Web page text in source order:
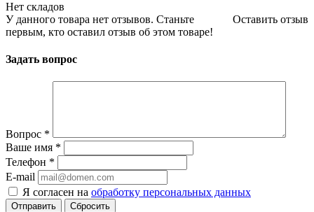
Нет складов
Оставить отзыв
У данного товара нет отзывов. Станьте
первым, кто оставил отзыв об этом товаре!
Задать вопрос
Вопрос *
Ваше имя *
Телефон *
E-mail
Я согласен на обработку персональных данных
Сбросить